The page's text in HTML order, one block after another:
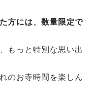
方には、数量限定で
もっと特別な思い出
のお寺時間を楽しん